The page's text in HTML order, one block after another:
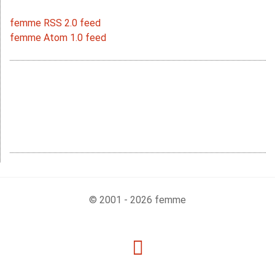
femme RSS 2.0 feed
femme Atom 1.0 feed
© 2001 - 2026 femme